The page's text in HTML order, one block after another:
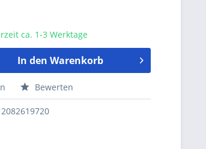
ca. 1-3 Werktage
In den Warenkorb
Bewerten